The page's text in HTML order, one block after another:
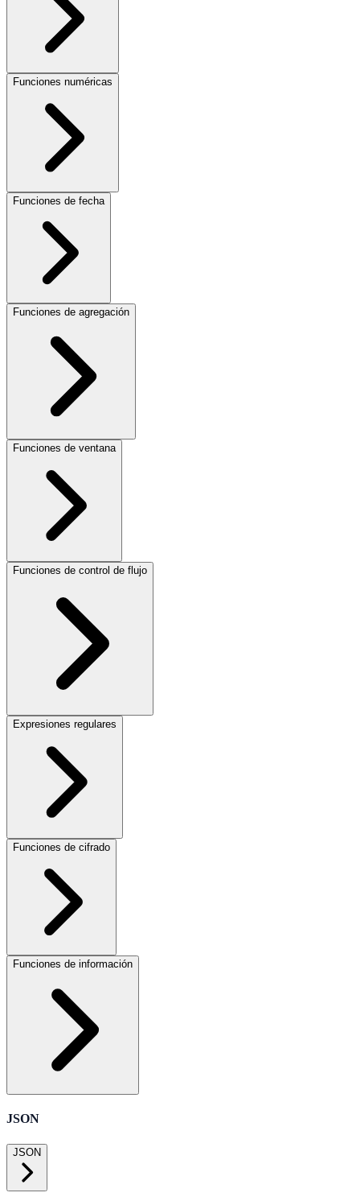
Funciones numéricas
Funciones de fecha
Funciones de agregación
Funciones de ventana
Funciones de control de flujo
Expresiones regulares
Funciones de cifrado
Funciones de información
JSON
JSON